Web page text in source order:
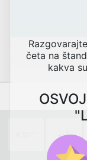
četa na
kakva